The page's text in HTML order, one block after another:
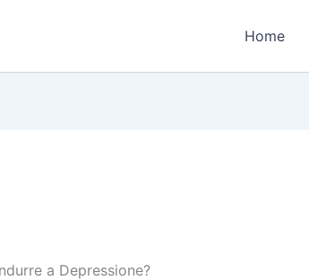
Home
a Depressione?